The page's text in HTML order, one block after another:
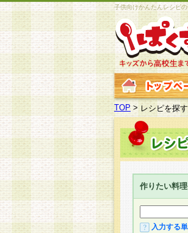
子供向けかんたんレシピ
TOP >レシピを探す
作りたい料
入力する